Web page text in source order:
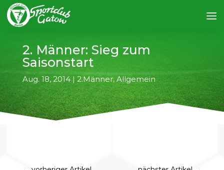
2. Männer: Sieg zum
Saisonstart
Aug. 18, 2014|2.Männer, Allgemein